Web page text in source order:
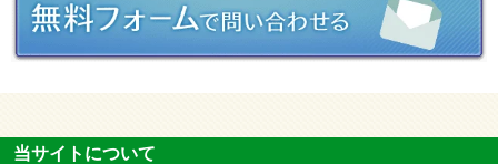
当サイトについて